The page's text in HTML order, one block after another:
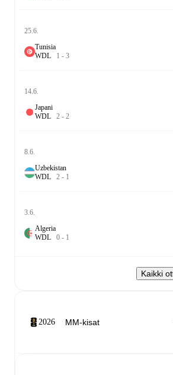
25.6.
Tunisia
WDL 1 - 3
14.6.
Japani
WDL 2 - 2
8.6.
Uzbekistan
WDL 2 - 1
3.6.
Algeria
WDL 0 - 1
Kaikki
2026